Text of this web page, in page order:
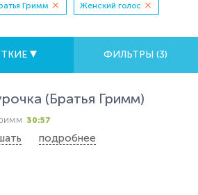
Гримм Женский голос
ФИЛЬТРЫ (3)
(Братья Гримм)
30:57
подробнее